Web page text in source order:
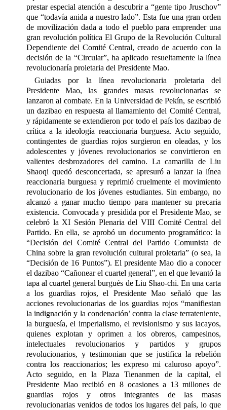
prestar especial atención a descubrir a “gente tipo Jruschov”
que “todavía anida a nuestro lado”. Esta fue una gran orden
de movilización dada a todo el pueblo para emprender una
gran revolución política El Grupo de la Revolución Cultural
Dependiente del Comité Central, creado de acuerdo con la
decisión de la “Circular”, ha aplicado resueltamente la línea
revolucionaría proletaria del Presidente Mao.
Guiadas por la línea revolucionaria proletaria del
Presidente Mao, las grandes masas revolucionarias se
lanzaron al combate. En la Universidad de Pekín, se escribió
un dazibao en respuesta al llamamiento del Comité Central,
y rápidamente se extendieron por todo el país los dazibao de
crítica a la ideología reaccionaria burguesa. Acto seguido,
contingentes de guardias rojos surgieron en oleadas, y los
adolescentes y jóvenes revolucionarios se convirtieron en
valientes desbrozadores del camino. La camarilla de Liu
Shaoqi quedó desconcertada, se apresuró a lanzar la línea
reaccionaria burguesa y reprimió cruelmente el movimiento
revolucionario de los jóvenes estudiantes. Sin embargo, no
alcanzó a ganar mucho tiempo para mantener su precaria
existencia. Convocada y presidida por el Presidente Mao, se
celebró la XI Sesión Plenaria del VIII Comité Central del
Partido. En ella, se aprobó un documento programático: la
“Decisión del Comité Central del Partido Comunista de
China sobre la gran revolución cultural proletaria” (o sea, la
“Decisión de 16 Puntos”). El presidente Mao dio a conocer
el dazibao “Cañonear el cuartel general”, en el que levantó la
tapa al cuartel general burgués de Liu Shao-chi. En una carta
a los guardias rojos, el Presidente Mao señaló que las
acciones revolucionarias de los guardias rojos “manifiestan
la indignación y la condenación’ contra la clase terrateniente,
la burguesía, el imperialismo, el revisionismo y sus lacayos,
quienes explotan y oprimen a los obreros, campesinos,
intelectuales revolucionarios y partidos y grupos
revolucionarios, y testimonian que se justifica la rebelión
contra los reaccionarios; les expreso mi caluroso apoyo”.
Acto seguido, en la Plaza Tienanmen de la capital, el
Presidente Mao recibió en 8 ocasiones a 13 millones de
guardias rojos y otros integrantes de las masas
revolucionarias venidos de todos los lugares del país, lo que